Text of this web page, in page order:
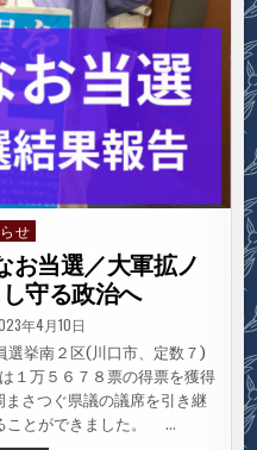
せ
お当選／大軍拡ノ
守る政治へ
年4月10日
選挙南２区(川口市、定数７)
１万５６７８票の得票を獲得
まさつぐ県議の議席を引き継
ことができました。 …